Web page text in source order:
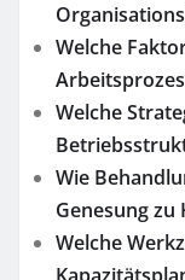
Welche
Welche
Wie
Genesung
Welche